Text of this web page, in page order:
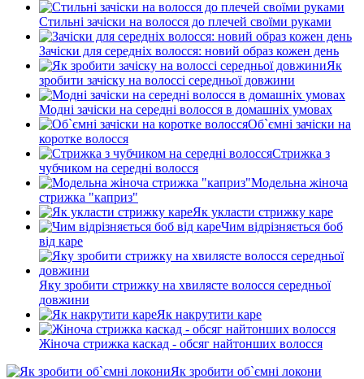
Стильні зачіски на волосся до плечей своїми руками
Зачіски для середніх волосся: новий образ кожен день
Як
зробити зачіску на волоссі середньої довжини
Модні зачіски на середні волосся в домашніх умовах
Об`ємні зачіски на
коротке волосся
Стрижка з
чубчиком на середні волосся
Модельна жіноча
стрижка "каприз"
Як укласти стрижку каре
Чим відрізняється боб
від каре
Яку зробити стрижку на хвилясте волосся середньої
довжини
Як накрутити каре
Жіноча стрижка каскад - обсяг найтонших волосся
Як зробити об`ємні локони